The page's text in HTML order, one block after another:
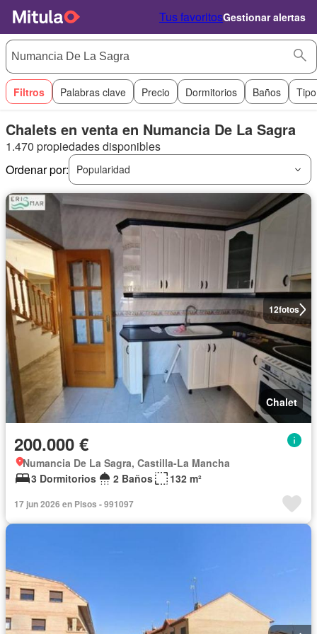
Tus favoritosGestionar alertas
Filtros Palabras clave Precio Dormitorios Baños
Chalets en venta en Numancia De La Sagra
1.470 propiedades disponibles
Ordenar por:
Popularidad
12fotos
Chalet
200.000 €
Numancia De La Sagra, Castilla-La Mancha
3 Dormitorios
2 Baños 132 m²
17 jun 2026 en Pisos - 991097